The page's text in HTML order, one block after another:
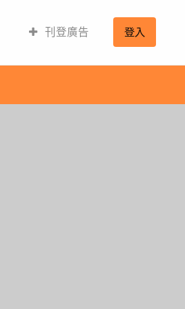
刊登廣告 登入